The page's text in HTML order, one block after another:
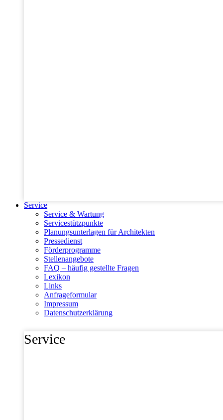
Service
Service & Wartung
Servicestützpunkte
Planungsunterlagen für Architekten
Pressedienst
Förderprogramme
Stellenangebote
FAQ – häufig gestellte Fragen
Lexikon
Links
Anfrageformular
Impressum
Datenschutzerklärung
Service